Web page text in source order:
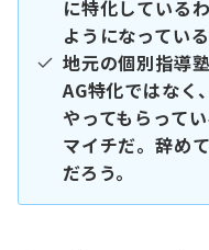
に特化している
ようになってい
地元の個別指導
AG特化ではなく
やってもらって
マイチだ。辞め
だろう。